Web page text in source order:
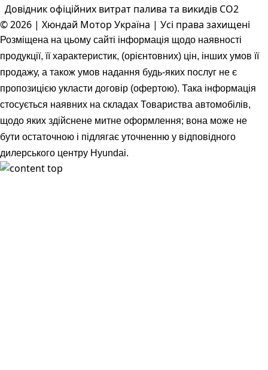
Довідник офіційних витрат палива та викидів СО2
© 2026 | Хюндай Мотор Україна | Усі права захищені
Розміщена на цьому сайті інформація щодо наявності
продукції, її характеристик, (орієнтовних) цін, інших умов її
продажу, а також умов надання будь-яких послуг не є
пропозицією укласти договір (офертою). Така інформація
стосується наявних на складах Товариства автомобілів,
щодо яких здійснене митне оформлення; вона може не
бути остаточною і підлягає уточненню у відповідного
дилерського центру Hyundai.